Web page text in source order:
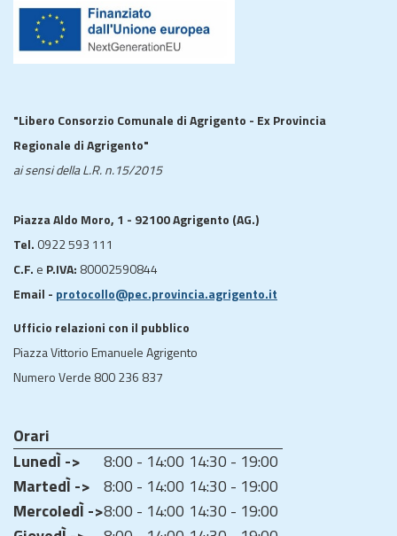
"Libero Consorzio Comunale di Agrigento - Ex Provincia
Regionale di Agrigento"
ai sensi della L.R. n.15/2015
Piazza Aldo Moro, 1 - 92100 Agrigento (AG.)
Tel. 0922 593 111
C.F. e P.IVA: 80002590844
Email - protocollo@pec.provincia.agrigento.it
Ufficio relazioni con il pubblico
Piazza Vittorio Emanuele Agrigento
Numero Verde 800 236 837
Orari
LunedÌ ->
8:00 - 14:00 14:30 - 19:00
MartedÌ -> 8:00 - 14:00 14:30 - 19:00
MercoledÌ ->8:00 - 14:00 14:30 - 19:00